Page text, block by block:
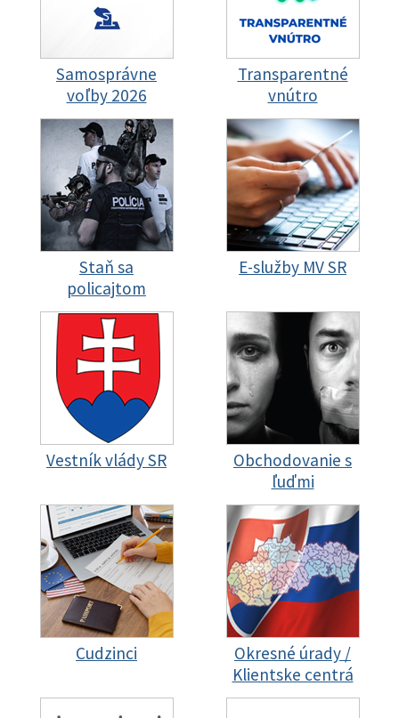
Samosprávne
voľby 2026
Transparentné
vnútro
Staň sa
policajtom
E-služby MV SR
Vestník vlády SR
Obchodovanie s
ľuďmi
Cudzinci
Okresné úrady /
Klientske centrá